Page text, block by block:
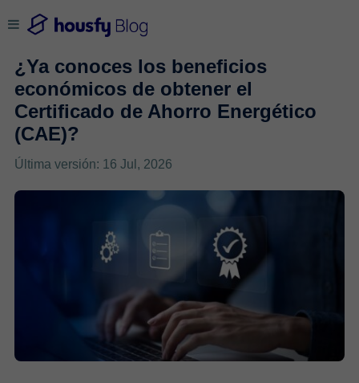
¿Ya conoces los beneficios
económicos de obtener el
Certificado de Ahorro Energético
(CAE)?
Última versión: 16 Jul, 2026